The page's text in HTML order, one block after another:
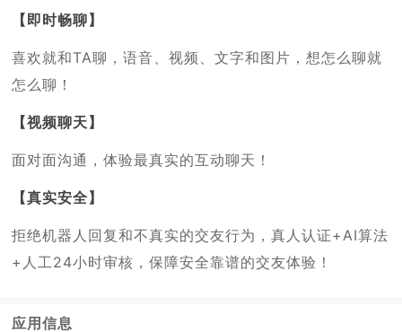
【即时畅聊】
喜欢就和TA聊，语音、视频、文字和图片，想怎么聊就
怎么聊！
【视频聊天】
面对面沟通，体验最真实的互动聊天！
【真实安全】
拒绝机器人回复和不真实的交友行为，真人认证+AI算法
+人工24小时审核，保障安全靠谱的交友体验！
应用信息